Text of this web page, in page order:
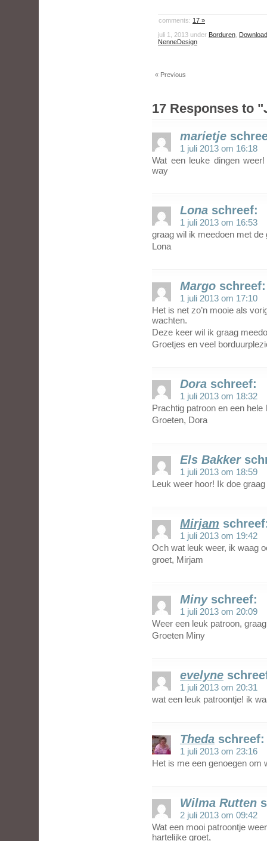
comments: 17 »
juli 1, 2013 under Borduren
NenneDesign
« Previous
17 Responses to "
marietje
1 juli 2013 om 16:18
Wat een leuke dingen
way
Lona schreef:
1 juli 2013 om 16:53
graag wil ik meedoen met de
Lona
Margo schreef:
1 juli 2013 om 17:10
Het is net zo’n mooie als
wachten.
Deze keer wil ik graag
Groetjes en veel
Dora schreef:
1 juli 2013 om 18:32
Prachtig patroon en een hele
Groeten, Dora
Els Bakker
1 juli 2013 om 18:59
Leuk weer hoor! Ik doe
Mirjam
1 juli 2013 om 19:42
Och wat leuk weer, ik waag
groet, Mirjam
Miny schreef:
1 juli 2013 om 20:09
Weer een leuk patroon,
Groeten Miny
evelyne
1 juli 2013 om 20:31
wat een leuk patroontje! ik
Theda schreef:
1 juli 2013 om 23:16
Het is me een genoegen om
Wilma Rutten
2 juli 2013 om 09:42
Wat een mooi patroontje
hartelijke groet,